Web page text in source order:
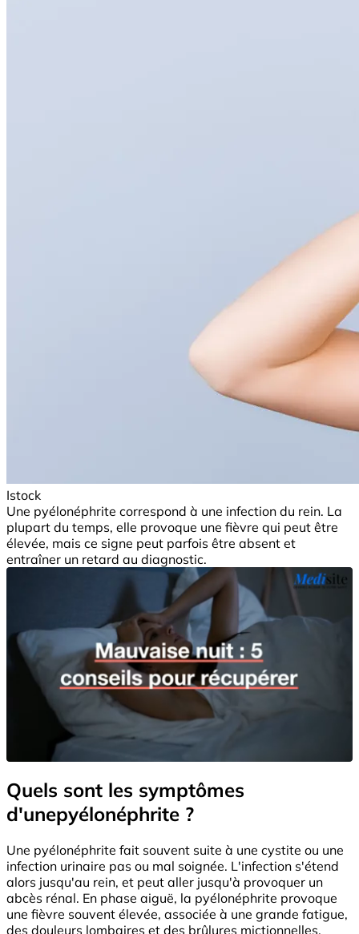
Istock
Une pyélonéphrite correspond à une infection du rein. La
plupart du temps, elle provoque une fièvre qui peut être
élevée, mais ce signe peut parfois être absent et
entraîner un retard au diagnostic.
Quels sont les symptômes
d'unepyélonéphrite ?
Une pyélonéphrite fait souvent suite à une cystite ou une
infection urinaire pas ou mal soignée. L'infection s'étend
alors jusqu'au rein, et peut aller jusqu'à provoquer un
abcès rénal. En phase aiguë, la pyélonéphrite provoque
une fièvre souvent élevée, associée à une grande fatigue,
des douleurs lombaires et des brûlures mictionnelles.